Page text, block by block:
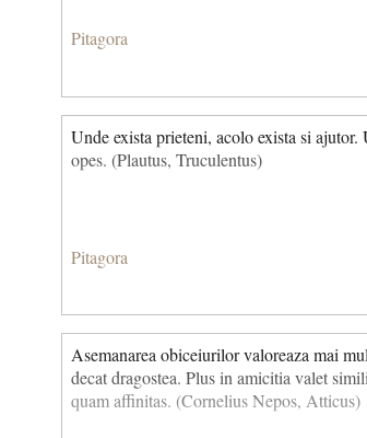
Pitagora
Unde exista prieteni, acolo exista si
opes. (Plautus, Truculentus)
Pitagora
Asemanarea obiceiurilor valoreaza mai
decat dragostea. Plus in amicitia valet
quam affinitas. (Cornelius Nepos, Atticus)